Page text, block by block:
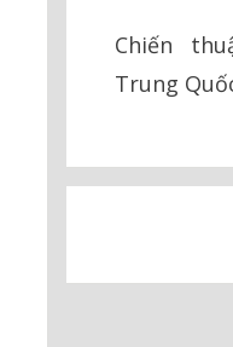
Chiến
Trung